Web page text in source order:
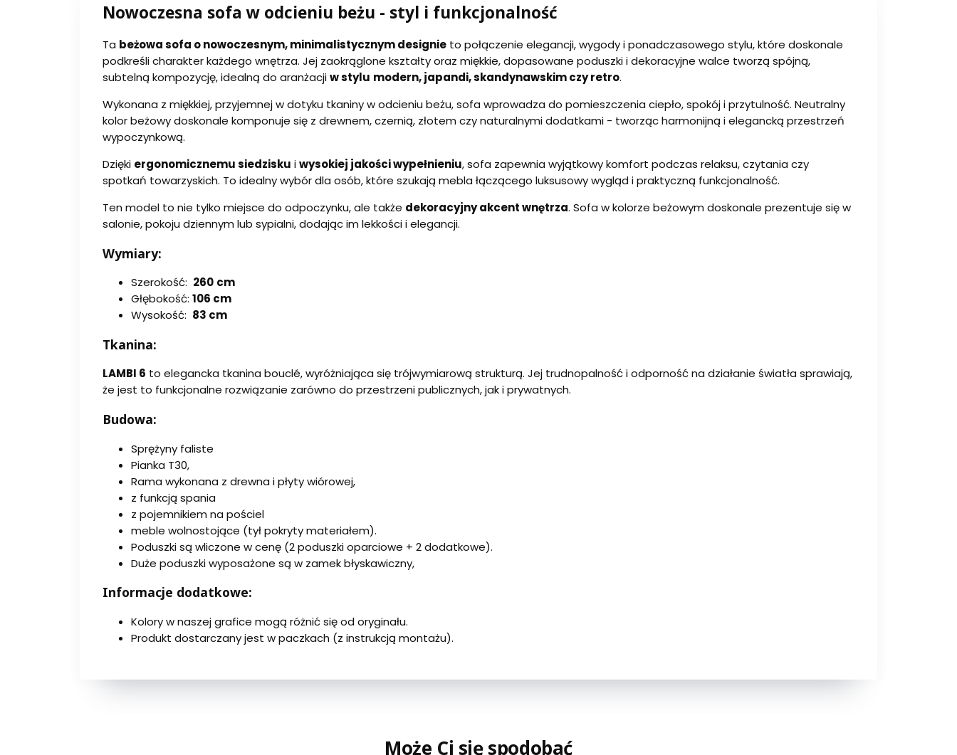
Nowoczesna sofa w odcieniu beżu - styl i funkcjonalność
Ta beżowa sofa o nowoczesnym, minimalistycznym designie to połączenie elegancji, wygody i ponadczasowego stylu, które doskonale
podkreśli charakter każdego wnętrza. Jej zaokrąglone kształty oraz miękkie, dopasowane poduszki i dekoracyjne walce tworzą spójną,
subtelną kompozycję, idealną do aranżacjiw stylu modern, japandi, skandynawskim czy retro.
Wykonana z miękkiej, przyjemnej w dotyku tkaniny w odcieniu beżu, sofa wprowadza do pomieszczenia ciepło, spokój i przytulność. Neutralny
kolor beżowy doskonale komponuje się z drewnem, czernią, złotem czy naturalnymi dodatkami - tworząc harmonijną i elegancką przestrzeń
wypoczynkową.
Dzięki ergonomicznemu siedzisku iwysokiej jakości wypełnieniu, sofa zapewnia wyjątkowy komfort podczas relaksu, czytania czy
spotkań towarzyskich. To idealny wybór dla osób, które szukają mebla łączącego luksusowy wygląd i praktyczną funkcjonalność.
Ten model to nie tylko miejsce do odpoczynku, ale także dekoracyjny akcent wnętrza. Sofa w kolorze beżowym doskonale prezentuje się w
salonie, pokoju dziennym lub sypialni, dodając im lekkości i elegancji.
Wymiary:
Szerokość: 260 cm
Głębokość: 106 cm
Wysokość: 83 cm
Tkanina:
LAMBI 6 to elegancka tkanina bouclé, wyróżniająca się trójwymiarową strukturą. Jej trudnopalność i odporność na działanie światła sprawiają,
że jest to funkcjonalne rozwiązanie zarówno do przestrzeni publicznych, jak i prywatnych.
Budowa:
Sprężyny faliste
Pianka T30,
Rama wykonana z drewna i płyty wiórowej,
z funkcją spania
z pojemnikiem na pościel
meble wolnostojące (tył pokryty materiałem).
Poduszki są wliczone w cenę (2 poduszki oparciowe + 2 dodatkowe).
Duże poduszki wyposażone są w zamek błyskawiczny,
Informacje dodatkowe:
Kolory w naszej grafice mogą różnić się od oryginału.
Produkt dostarczany jest w paczkach (z instrukcją montażu).
Może Ci się spodobać